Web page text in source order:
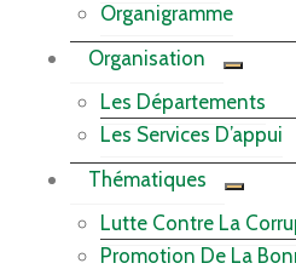
Organigramme
Organisation
Les Départements
Les Services D’appui
Thématiques
Lutte Contre La
Promotion De La